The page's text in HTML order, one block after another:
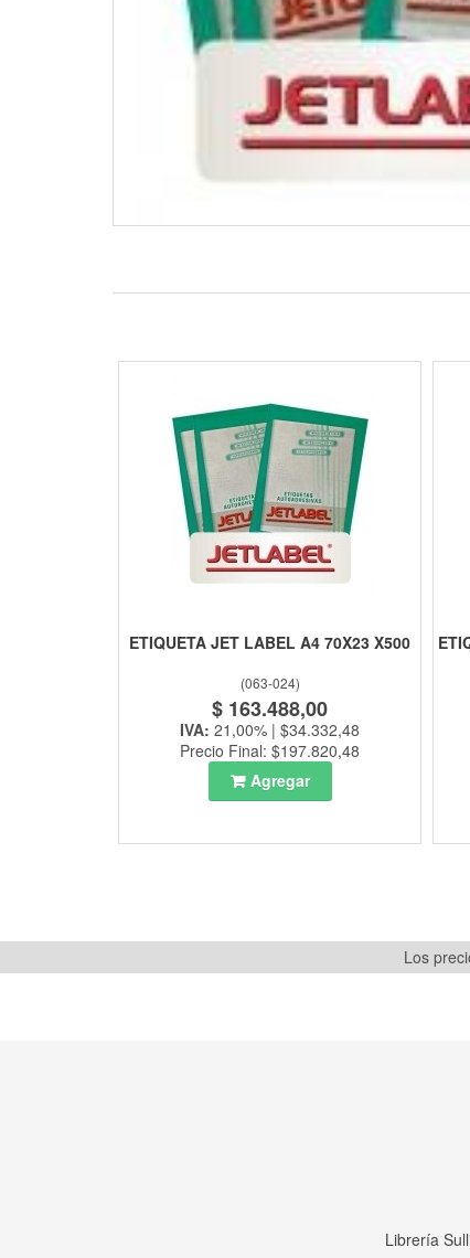
ETIQUETA JET LABEL A4 70X23 X500
(063-024)
$ 163.488,00
IVA: 21,00% | $34.332,48
Precio Final: $197.820,48
Agregar
Los
Librería